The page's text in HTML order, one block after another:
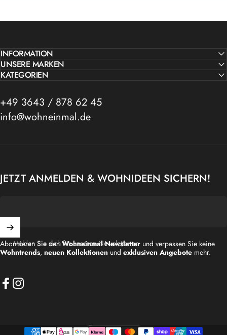
INFORMATION
UNSERE MARKEN
KATEGORIEN
+49 3643 / 878 62 45
info@wohneinmal.de
JETZT ANMELDEN & WOHNIDEEN SICHERN!
Melden Sie sich für unseren Newsletter an
Abonnieren Sie denWohneinmal Newsletter und verpassen Sie keine
Wohntrends, neuen Kollektionen und exklusiven Angebote mehr.
Land/Region